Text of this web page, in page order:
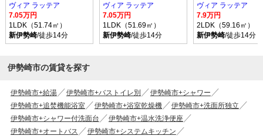
ヴィア ラッテア
7.05万円
1LDK（51.74㎡）
新伊勢崎/徒歩14分
ヴィア ラッテア
7.05万円
1LDK（51.69㎡）
新伊勢崎/徒歩14分
ヴィア ラッテア
7.9万円
2LDK（59.16㎡）
新伊勢崎/徒歩14分
伊勢崎市の賃貸を探す
伊勢崎市+給湯 伊勢崎市+バストイレ別
伊勢崎市+シャワー
伊勢崎市+追焚機能浴室
伊勢崎市+浴室乾燥機
伊勢崎市+洗面所独立
伊勢崎市+シャワー付洗面台
伊勢崎市+温水洗浄便座
伊勢崎市+オートバス
伊勢崎市+システムキッチン